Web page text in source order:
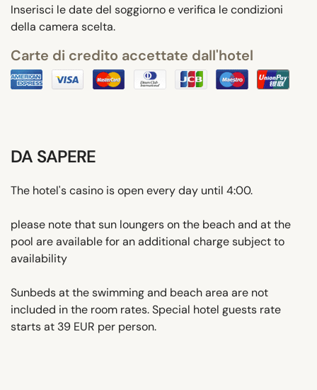
Inserisci le date del soggiorno e verifica le condizioni
della camera scelta.
Carte di credito accettate dall'hotel
DA SAPERE
The hotel's casino is open every day until 4:00.
please note that sun loungers on the beach and at the
pool are available for an additional charge subject to
availability
Sunbeds at the swimming and beach area are not
included in the room rates. Special hotel guests rate
starts at 39 EUR per person.